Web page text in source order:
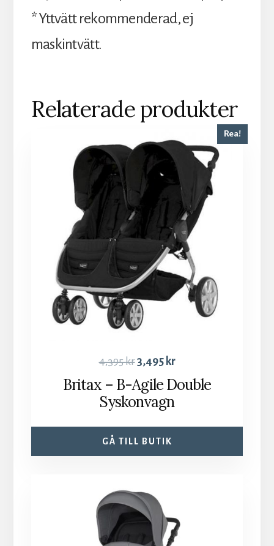
* Yttvätt rekommenderad, ej
maskintvätt.
Relaterade produkter
Rea!
4,395kr3,495 kr
Britax – B-Agile Double
Syskonvagn
GÅ TILL BUTIK